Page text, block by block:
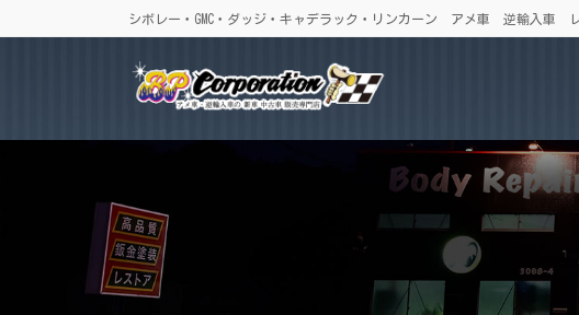
ン
に
ビ
ョ
シボレー・GMC・ダッジ・キャデラック・リンカーン アメ車 逆輸入車